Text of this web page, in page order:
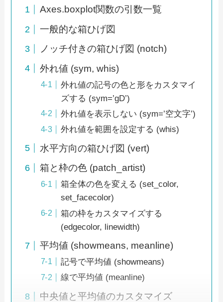
Axes.boxplot関数の引数一覧
一般的な箱ひげ図
ノッチ付きの箱ひげ図 (notch)
外れ値 (sym, whis)
外れ値の記号の色と形をカスタマイ
ズする (sym=’gD’)
外れ値を表示しない (sym=’空文字’)
外れ値を範囲を設定する (whis)
水平方向の箱ひげ図 (vert)
箱と枠の色 (patch_artist)
箱全体の色を変える (set_color,
set_facecolor)
箱の枠をカスタマイズする
(edgecolor, linewidth)
平均値 (showmeans, meanline)
記号で平均値 (showmeans)
線で平均値 (meanline)
中央値と平均値のカスタマイズ